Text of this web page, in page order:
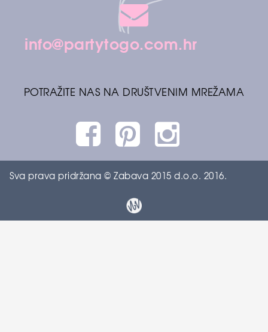
info@partytogo.com.hr
POTRAŽITE NAS NA DRUŠTVENIM MREŽAMA
Sva prava pridržana © Zabava 2015 d.o.o. 2016.